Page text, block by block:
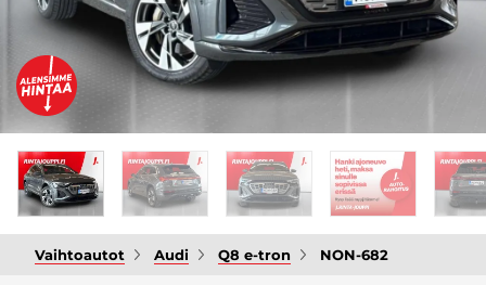
Vaihtoautot Audi Q8 e-tron NON-682